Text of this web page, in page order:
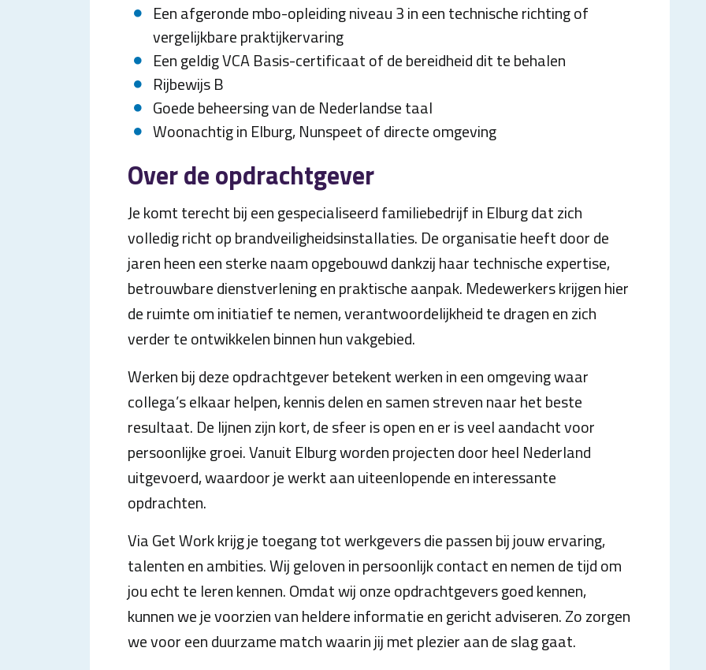
Een afgeronde mbo-opleiding niveau 3 in een technische richting of
vergelijkbare praktijkervaring
Een geldig VCA Basis-certificaat of de bereidheid dit te behalen
Rijbewijs B
Goede beheersing van de Nederlandse taal
Woonachtig in Elburg, Nunspeet of directe omgeving
Over de opdrachtgever
Je komt terecht bij een gespecialiseerd familiebedrijf in Elburg dat zich
volledig richt op brandveiligheidsinstallaties. De organisatie heeft door de
jaren heen een sterke naam opgebouwd dankzij haar technische expertise,
betrouwbare dienstverlening en praktische aanpak. Medewerkers krijgen hier
de ruimte om initiatief te nemen, verantwoordelijkheid te dragen en zich
verder te ontwikkelen binnen hun vakgebied.
Werken bij deze opdrachtgever betekent werken in een omgeving waar
collega’s elkaar helpen, kennis delen en samen streven naar het beste
resultaat. De lijnen zijn kort, de sfeer is open en er is veel aandacht voor
persoonlijke groei. Vanuit Elburg worden projecten door heel Nederland
uitgevoerd, waardoor je werkt aan uiteenlopende en interessante
opdrachten.
Via Get Work krijg je toegang tot werkgevers die passen bij jouw ervaring,
talenten en ambities. Wij geloven in persoonlijk contact en nemen de tijd om
jou echt te leren kennen. Omdat wij onze opdrachtgevers goed kennen,
kunnen we je voorzien van heldere informatie en gericht adviseren. Zo zorgen
we voor een duurzame match waarin jij met plezier aan de slag gaat.